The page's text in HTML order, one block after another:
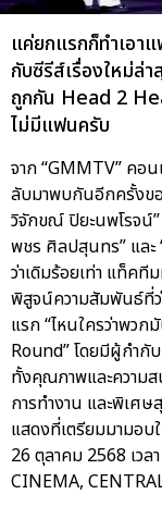
แค่ยกแรกก็ทำเอา
กับซีรีส์เรื่องใหม่ล่
ถูกกัน Head 2
ไม่มีแฟนครับ
จาก “GMMTV” คอ
ลับมาพบกันอีกครั้งขอ
วิจักขณ์ ปิยะนพโรจน์
พชร ศิลปสุนทร” และ
ว่าเดิมร้อยเท่า แท็คที
พิสูจน์ความสัมพันธ์ที่ว่
แรก “ไหนใครว่าพว
Round” โดยมีผู้กำ
ทั้งคุณภาพและความ
การทำงาน และพิเศษ
แสดงที่เตรียมมามอ
26 ตุลาคม 2568 เว
CINEMA,